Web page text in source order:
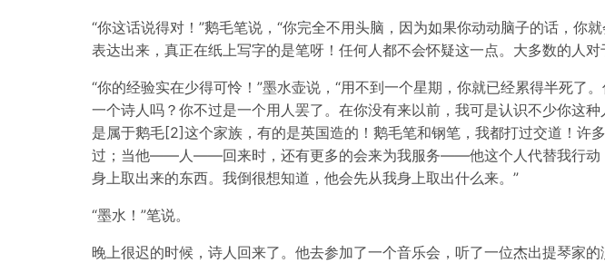
“你这话说得对！”鹅毛笔说，“你完全不用头脑，因为如果你动动脑子的话，
表达出来，真正在纸上写字的是笔呀！任何人都不会怀疑这一点。大多数的人
“你的经验实在少得可怜！”墨水壶说，“用不到一个星期，你就已经累得半死了
一个诗人吗？你不过是一个用人罢了。在你没有来以前，我可是认识不少你这种
是属于鹅毛[2]这个家族，有的是英国造的！鹅毛笔和钢笔，我都打过交道！许
过；当他——人——回来时，还有更多的会来为我服务——他这个人代替我行动
身上取出来的东西。我倒很想知道，他会先从我身上取出什么来。”
“墨水！”笔说。
晚上很迟的时候，诗人回来了。他去参加了一个音乐会，听了一位杰出提琴家